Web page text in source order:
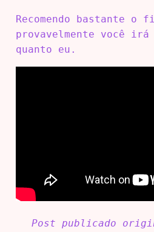
Recomendo bastante o
provavelmente você
quanto eu.
Post publicado